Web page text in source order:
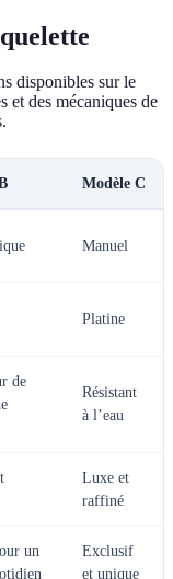
disponibles sur le
et des mécaniques de
Modèle C
Manuel
Platine
de
Résistant
à l’eau
Luxe et
raffiné
un
Exclusif
et unique